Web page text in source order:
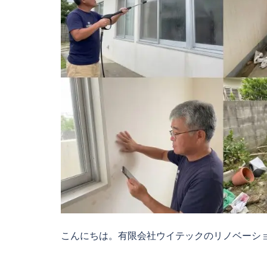
こんにちは。有限会社ウイテックのリノベー